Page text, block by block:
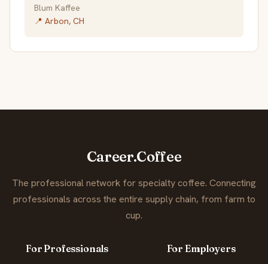
Blum Kaffee
📍 Arbon, CH
Career.Coffee
The professional network for specialty coffee. Connecting
professionals across the entire supply chain, from farm to
cup.
For Professionals For Employers